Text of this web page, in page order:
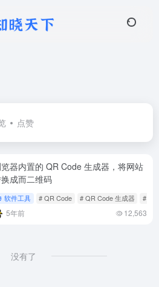
点赞
器内置的 QR Code 生成器，将网站
成而二维码
软件工具 # QR Code # QR Code 生成器 # 二
5年前 12,563
没有了